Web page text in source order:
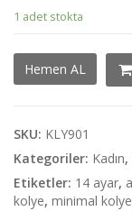
1 adet stokta
Hemen AL
Harfli
Kolye
SKU: KLY901
Kategoriler: Kadın,
Etiketler: 14 ayar,
kolye, minimal kolye